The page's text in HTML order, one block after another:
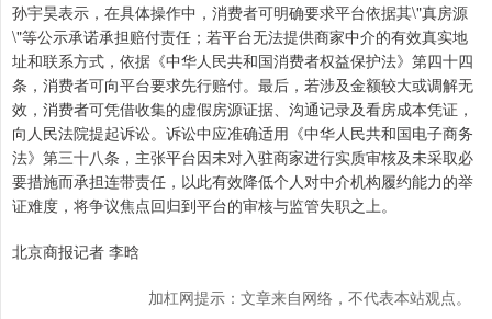
孙宇昊表示，在具体操作中，消费者可明确要求平台依据其\"真房源
\"等公示承诺承担赔付责任；若平台无法提供商家中介的有效真实地
址和联系方式，依据《中华人民共和国消费者权益保护法》第四十四
条，消费者可向平台要求先行赔付。最后，若涉及金额较大或调解无
效，消费者可凭借收集的虚假房源证据、沟通记录及看房成本凭证，
向人民法院提起诉讼。诉讼中应准确适用《中华人民共和国电子商务
法》第三十八条，主张平台因未对入驻商家进行实质审核及未采取必
要措施而承担连带责任，以此有效降低个人对中介机构履约能力的举
证难度，将争议焦点回归到平台的审核与监管失职之上。
北京商报记者 李晗
加杠网提示：文章来自网络，不代表本站观点。